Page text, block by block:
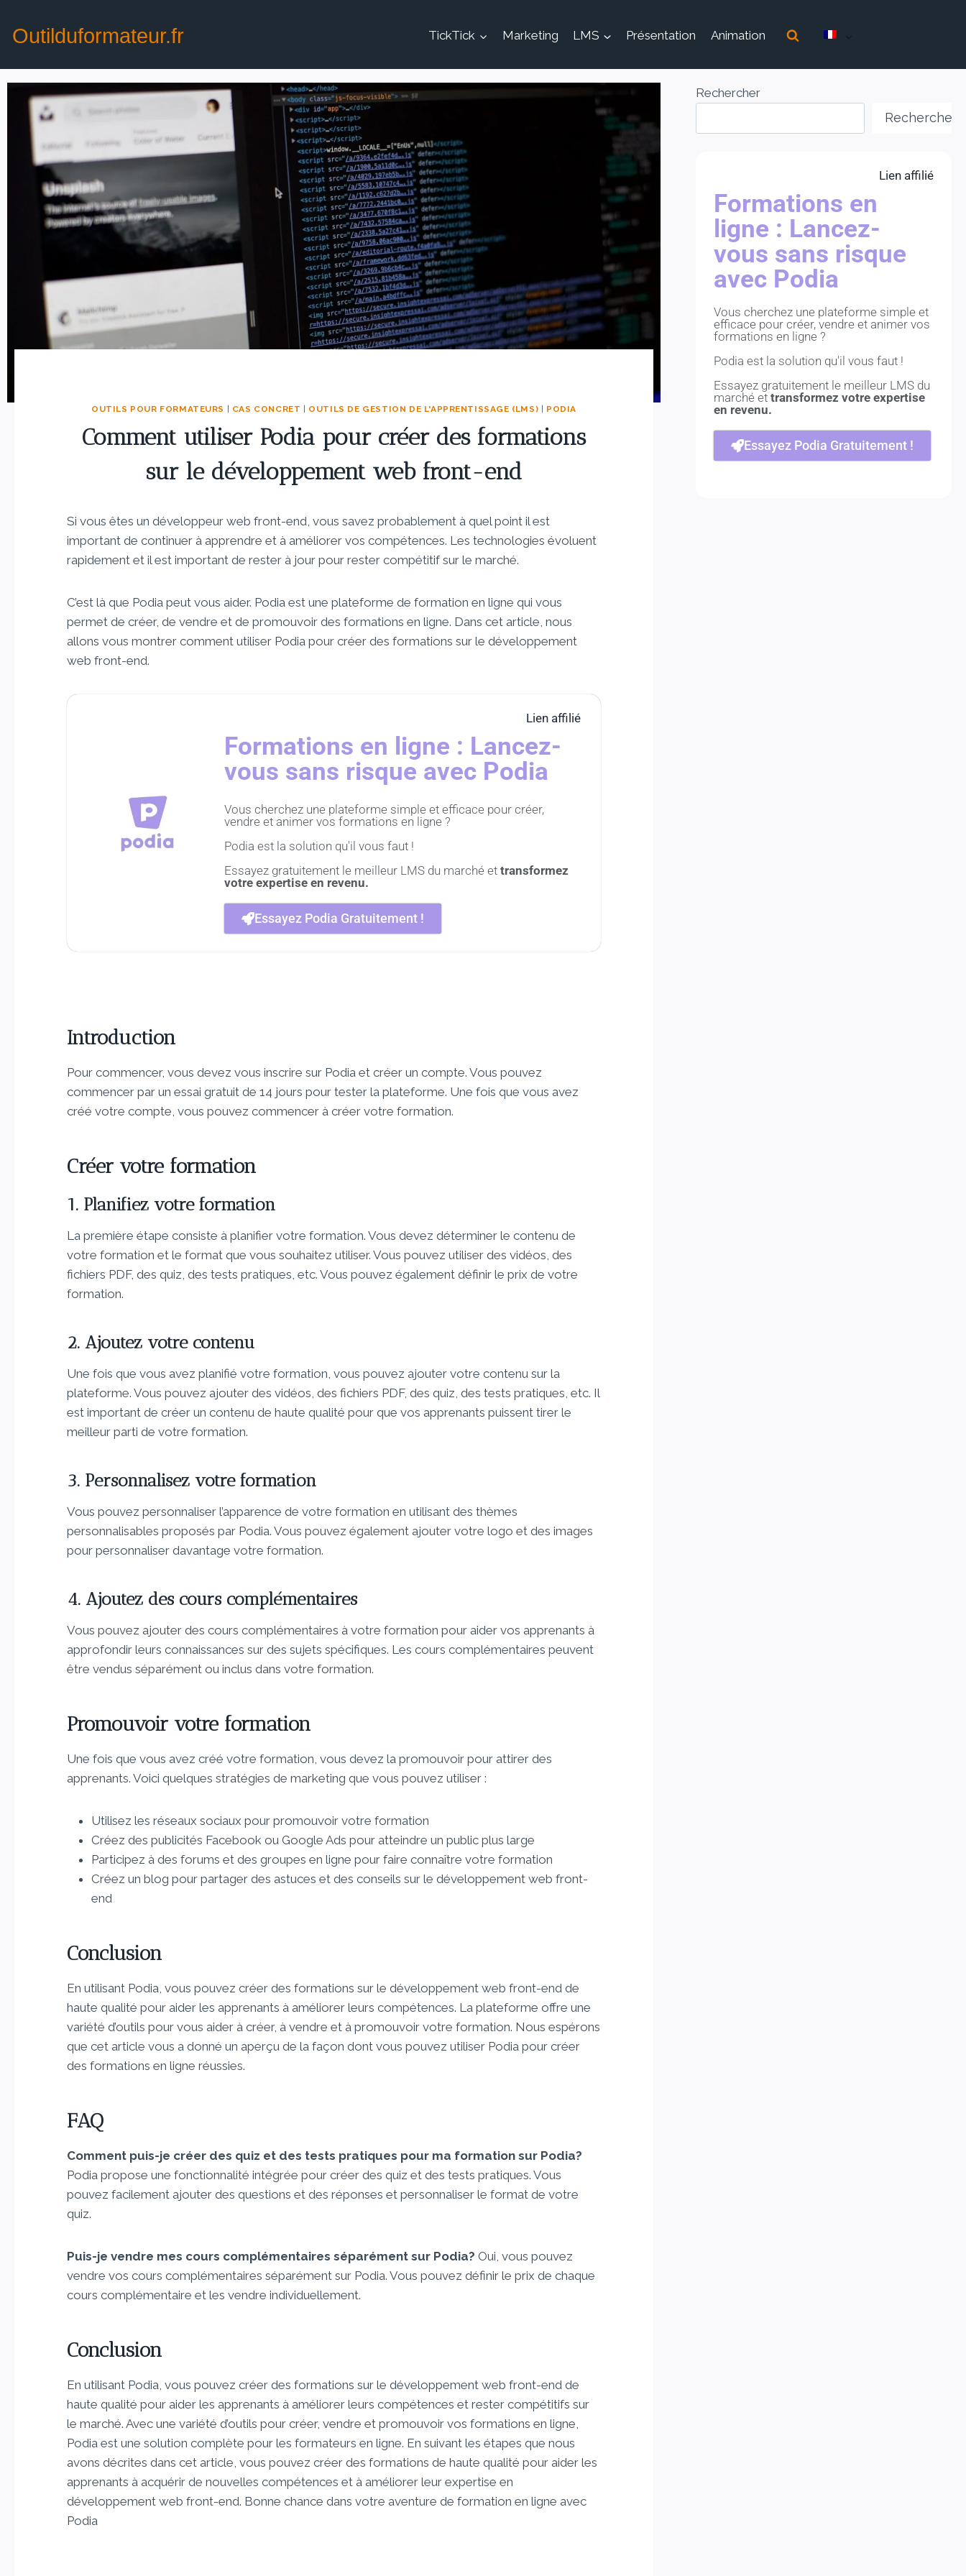
Outilduformateur.fr TickTick Marketing LMS Présentation Animation
OUTILS POUR FORMATEURS | CAS CONCRET | OUTILS DE GESTION DE L'APPRENTISSAGE (LMS) | PODIA
Comment utiliser Podia pour créer des formations
sur le développement web front-end
Si vous êtes un développeur web front-end, vous savez probablement à quel point il est
important de continuer à apprendre et à améliorer vos compétences. Les technologies évoluent
rapidement et il est important de rester à jour pour rester compétitif sur le marché.
C’est là que Podia peut vous aider. Podia est une plateforme de formation en ligne qui vous
permet de créer, de vendre et de promouvoir des formations en ligne. Dans cet article, nous
allons vous montrer comment utiliser Podia pour créer des formations sur le développement
web front-end.
Lien affilié
Formations en ligne : Lancez-
vous sans risque avec Podia
Vous cherchez une plateforme simple et efficace pour créer,
vendre et animer vos formations en ligne ?
Podia est la solution qu'il vous faut !
Essayez gratuitement le meilleur LMS du marché et transformez
votre expertise en revenu.
Essayez Podia Gratuitement !
Introduction
Pour commencer, vous devez vous inscrire sur Podia et créer un compte. Vous pouvez
commencer par un essai gratuit de 14 jours pour tester la plateforme. Une fois que vous avez
créé votre compte, vous pouvez commencer à créer votre formation.
Créer votre formation
1. Planifiez votre formation
La première étape consiste à planifier votre formation. Vous devez déterminer le contenu de
votre formation et le format que vous souhaitez utiliser. Vous pouvez utiliser des vidéos, des
fichiers PDF, des quiz, des tests pratiques, etc. Vous pouvez également définir le prix de votre
formation.
2. Ajoutez votre contenu
Une fois que vous avez planifié votre formation, vous pouvez ajouter votre contenu sur la
plateforme. Vous pouvez ajouter des vidéos, des fichiers PDF, des quiz, des tests pratiques, etc. Il
est important de créer un contenu de haute qualité pour que vos apprenants puissent tirer le
meilleur parti de votre formation.
3. Personnalisez votre formation
Vous pouvez personnaliser l’apparence de votre formation en utilisant des thèmes
personnalisables proposés par Podia. Vous pouvez également ajouter votre logo et des images
pour personnaliser davantage votre formation.
4. Ajoutez des cours complémentaires
Vous pouvez ajouter des cours complémentaires à votre formation pour aider vos apprenants à
approfondir leurs connaissances sur des sujets spécifiques. Les cours complémentaires peuvent
être vendus séparément ou inclus dans votre formation.
Promouvoir votre formation
Une fois que vous avez créé votre formation, vous devez la promouvoir pour attirer des
apprenants. Voici quelques stratégies de marketing que vous pouvez utiliser :
Utilisez les réseaux sociaux pour promouvoir votre formation
Créez des publicités Facebook ou Google Ads pour atteindre un public plus large
Participez à des forums et des groupes en ligne pour faire connaître votre formation
Créez un blog pour partager des astuces et des conseils sur le développement web front-
end
Conclusion
En utilisant Podia, vous pouvez créer des formations sur le développement web front-end de
haute qualité pour aider les apprenants à améliorer leurs compétences. La plateforme offre une
variété d’outils pour vous aider à créer, à vendre et à promouvoir votre formation. Nous espérons
que cet article vous a donné un aperçu de la façon dont vous pouvez utiliser Podia pour créer
des formations en ligne réussies.
FAQ
Comment puis-je créer des quiz et des tests pratiques pour ma formation sur Podia?
Podia propose une fonctionnalité intégrée pour créer des quiz et des tests pratiques. Vous
pouvez facilement ajouter des questions et des réponses et personnaliser le format de votre
quiz.
Puis-je vendre mes cours complémentaires séparément sur Podia? Oui, vous pouvez
vendre vos cours complémentaires séparément sur Podia. Vous pouvez définir le prix de chaque
cours complémentaire et les vendre individuellement.
Conclusion
En utilisant Podia, vous pouvez créer des formations sur le développement web front-end de
haute qualité pour aider les apprenants à améliorer leurs compétences et rester compétitifs sur
le marché. Avec une variété d’outils pour créer, vendre et promouvoir vos formations en ligne,
Podia est une solution complète pour les formateurs en ligne. En suivant les étapes que nous
avons décrites dans cet article, vous pouvez créer des formations de haute qualité pour aider les
apprenants à acquérir de nouvelles compétences et à améliorer leur expertise en
développement web front-end. Bonne chance dans votre aventure de formation en ligne avec
Podia
Rechercher
Rechercher
Lien affilié
Formations en
ligne : Lancez-
vous sans risque
avec Podia
Vous cherchez une plateforme simple et
efficace pour créer, vendre et animer vos
formations en ligne ?
Podia est la solution qu'il vous faut !
Essayez gratuitement le meilleur LMS du
marché ettransformez votre expertise
en revenu.
Essayez Podia Gratuitement !